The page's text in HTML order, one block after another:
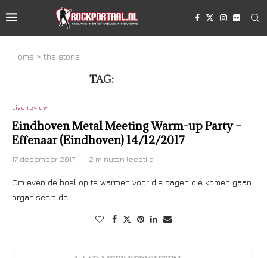
Home » the stone
TAG:
Live review
Eindhoven Metal Meeting Warm-up Party –
Effenaar (Eindhoven) 14/12/2017
17 december 2017 2 minuten leestijd
Om even de boel op te warmen voor die dagen die komen gaan
organiseert de …